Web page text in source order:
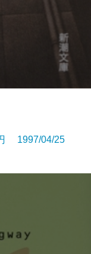
1997/04/25